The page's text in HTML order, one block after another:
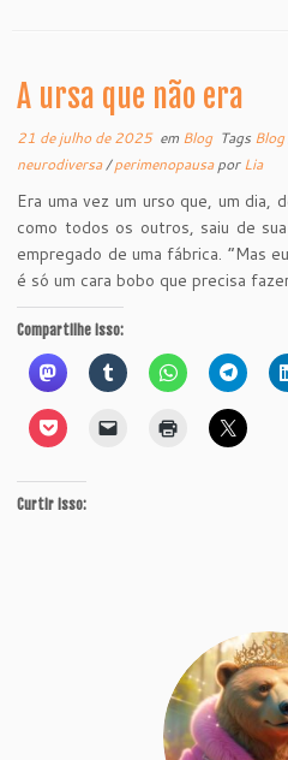
A ursa que não era
21 de julho de 2025em Blog Tags Blog
neurodiversa/perimenopausaporLia
Era uma vez um urso que, um dia,
como todos os outros, saiu de
empregado de uma fábrica. “Mas
é só um cara bobo que precisa
Compartilhe isso:
Curtir isso: